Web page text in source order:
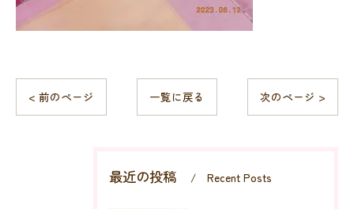
< 前のページ 一覧に戻る 次のページ >
最近の投稿 Recent Posts